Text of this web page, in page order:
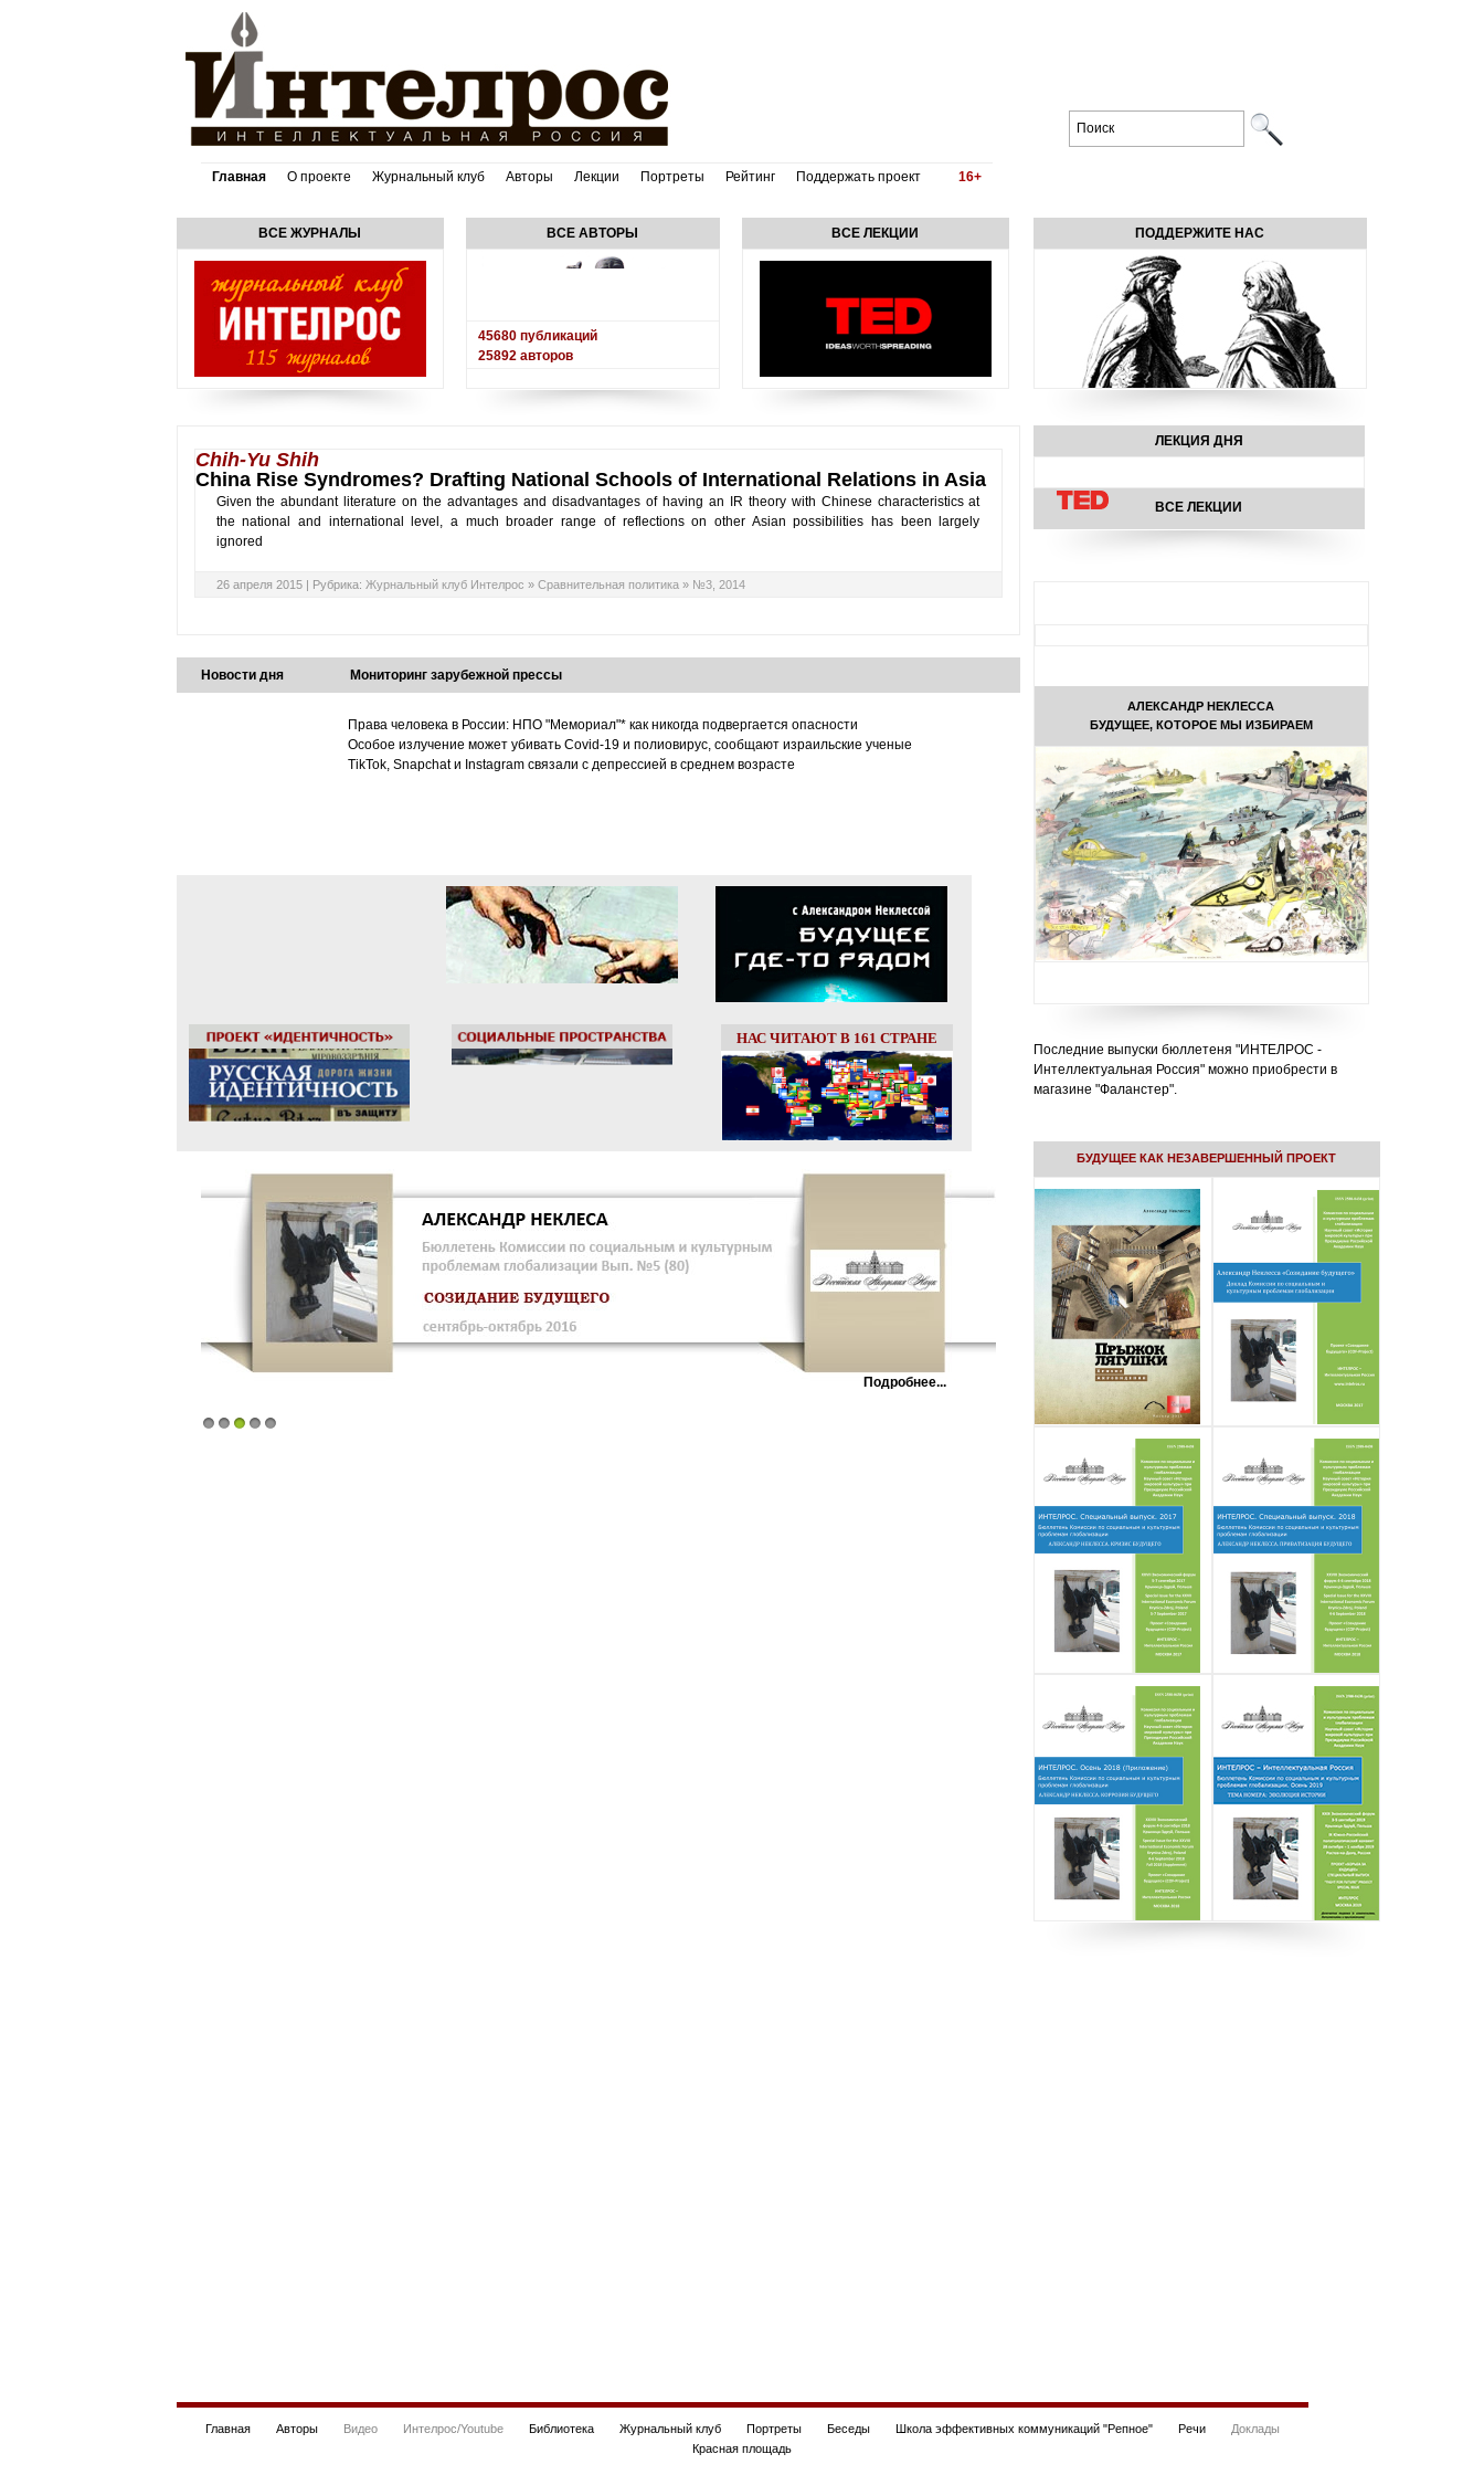
Главная О проекте Журнальный клуб Авторы Лекции Портреты Рейтинг Поддержать проект 16+
ВСЕ ЖУРНАЛЫ ВСЕ АВТОРЫ
45680публикаций
25892авторов
ВСЕ ЛЕКЦИИ
Chih-Yu Shih
China Rise Syndromes? Drafting National Schools of International Relations in Asia
Given the abundant literature on the advantages and disadvantages of having an IR theory with Chinese characteristics at
the national and international level, a much broader range of reflections on other Asian possibilities has been largely
ignored
26 апреля 2015 | Рубрика: Журнальный клуб Интелрос » Сравнительная политика» №3, 2014
Новости дня Мониторинг зарубежной прессы
Права человека в России: НПО "Мемориал"* как никогда подвергается опасности
Особое излучение может убивать Covid-19 и полиовирус, сообщают израильские ученые
TikTok, Snapchat и Instagram связали с депрессией в среднем возрасте
НАС ЧИТАЮТ В 161 СТРАНЕ
Подробнее...
ПОДДЕРЖИТЕ НАС
ЛЕКЦИЯ ДНЯ
ВСЕ ЛЕКЦИИ
АЛЕКСАНДР НЕКЛЕССА
БУДУЩЕЕ, КОТОРОЕ МЫ ИЗБИРАЕМ
Последние выпуски бюллетеня "ИНТЕЛРОС -
Интеллектуальная Россия" можно приобрести в
магазине "Фаланстер".
БУДУЩЕЕ КАК НЕЗАВЕРШЕННЫЙ ПРОЕКТ
Главная Авторы Видео Интелрос/Youtube Библиотека Журнальный клуб Портреты Беседы Школа эффективных коммуникаций "Репное" Речи
Доклады
Красная площадь